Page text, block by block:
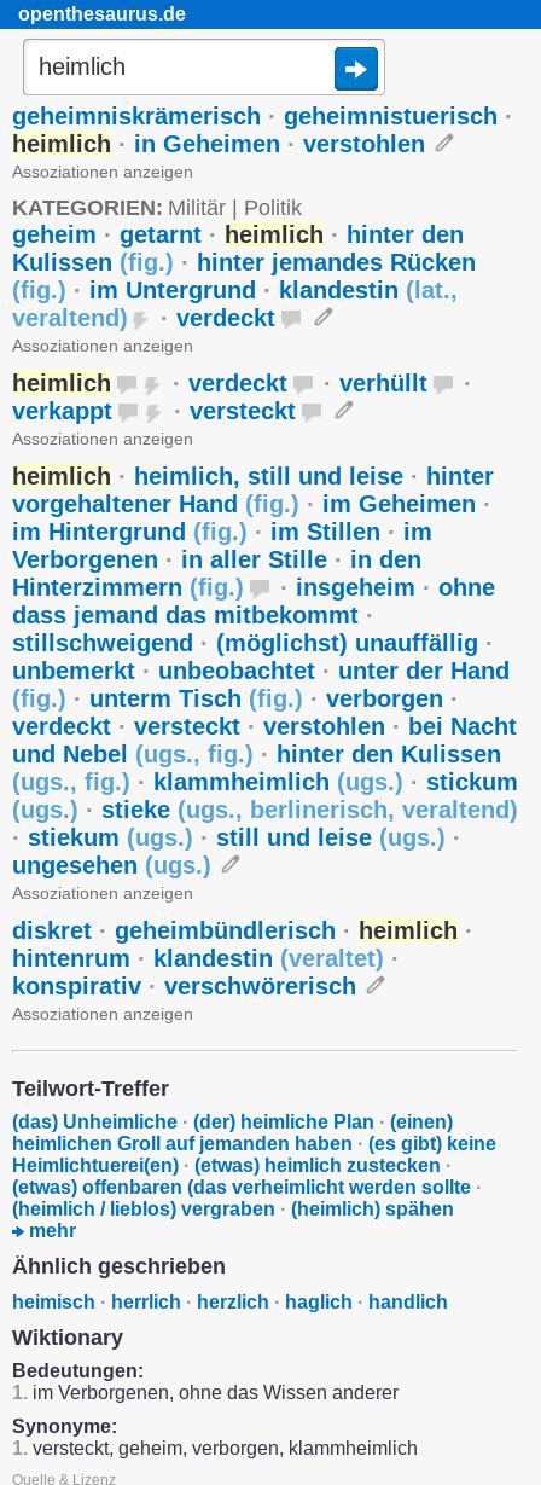
openthesaurus.de
geheimniskrämerisch · geheimnistuerisch ·
heimlich · in Geheimen · verstohlen
Assoziationen anzeigen
KATEGORIEN: Militär Politik
geheim · getarnt · heimlich · hinter den
Kulissen (fig.) · hinter jemandes Rücken
(fig.) · im Untergrund · klandestin ( lat.,
veraltend) · verdeckt
Assoziationen anzeigen
heimlich · verdeckt · verhüllt
·
verkappt
· versteckt
Assoziationen anzeigen
heimlich · heimlich, still und leise · hinter
vorgehaltener Hand (fig.) · im Geheimen ·
im Hintergrund (fig.) · im Stillen · im
Verborgenen · in aller Stille · in den
Hinterzimmern (fig.) · insgeheim · ohne
dass jemand das mitbekommt ·
stillschweigend · (möglichst) unauffällig ·
unbemerkt · unbeobachtet · unter der Hand
(fig.) · unterm Tisch (fig.) · verborgen ·
verdeckt · versteckt · verstohlen · bei Nacht
und Nebel (ugs., fig.) · hinter den Kulissen
(ugs., fig.) · klammheimlich (ugs.) · stickum
(ugs.) · stieke (ugs., berlinerisch, veraltend)
· stiekum (ugs.) · still und leise (ugs.) ·
ungesehen (ugs.)
Assoziationen anzeigen
diskret · geheimbündlerisch · heimlich ·
hintenrum · klandestin (veraltet) ·
konspirativ · verschwörerisch
Assoziationen anzeigen
Teilwort-Treffer
(das) Unheimliche · (der) heimliche Plan · (einen)
heimlichen Groll auf jemanden haben · (es gibt) keine
Heimlichtuerei(en) · (etwas) heimlich zustecken ·
(etwas) offenbaren (das verheimlicht werden sollte ·
(heimlich / lieblos) vergraben · (heimlich) spähen
mehr
Ähnlich geschrieben
heimisch · herrlich · herzlich · haglich · handlich
Wiktionary
Bedeutungen:
1. im Verborgenen, ohne das Wissen anderer
Synonyme:
1. versteckt, geheim, verborgen, klammheimlich
Quelle & Lizenz